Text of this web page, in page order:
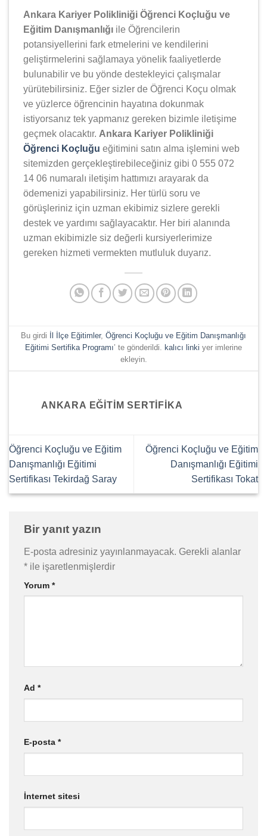
Ankara Kariyer Polikliniği Öğrenci Koçluğu ve
Eğitim Danışmanlığı ile Öğrencilerin
potansiyellerini fark etmelerini ve kendilerini
geliştirmelerini sağlamaya yönelik faaliyetlerde
bulunabilir ve bu yönde destekleyici çalışmalar
yürütebilirsiniz. Eğer sizler de Öğrenci Koçu olmak
ve yüzlerce öğrencinin hayatına dokunmak
istiyorsanız tek yapmanız gereken bizimle iletişime
geçmek olacaktır. Ankara Kariyer Polikliniği
Öğrenci Koçluğu eğitimini satın alma işlemini web
sitemizden gerçekleştirebileceğiniz gibi 0 555 072
14 06 numaralı iletişim hattımızı arayarak da
ödemenizi yapabilirsiniz. Her türlü soru ve
görüşleriniz için uzman ekibimiz sizlere gerekli
destek ve yardımı sağlayacaktır. Her biri alanında
uzman ekibimizle siz değerli kursiyerlerimize
gereken hizmeti vermekten mutluluk duyarız.
Bu girdi İl İlçe Eğitimler, Öğrenci Koçluğu ve Eğitim Danışmanlığı
Eğitimi Sertifika Programı’ te gönderildi. kalıcı linki yer imlerine
ekleyin.
ANKARA EĞITIM SERTIFIKA
Öğrenci Koçluğu ve Eğitim
Danışmanlığı Eğitimi
Sertifikası Tekirdağ Saray
Öğrenci Koçluğu ve Eğitim
Danışmanlığı Eğitimi
Sertifikası Tokat
Bir yanıt yazın
E-posta adresiniz yayınlanmayacak. Gerekli alanlar
* ile işaretlenmişlerdir
Yorum *
Ad *
E-posta *
İnternet sitesi